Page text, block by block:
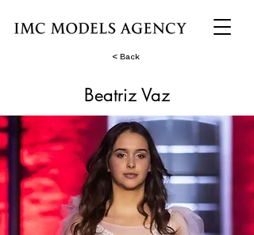
< Back
Beatriz Vaz